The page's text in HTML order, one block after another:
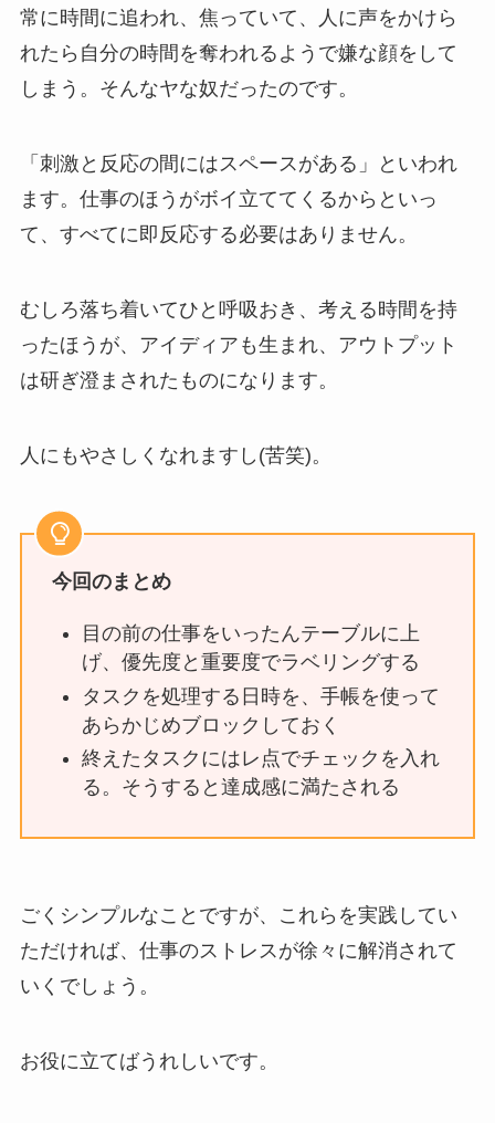
常に時間に追われ、焦っていて、人に声をかけら
れたら自分の時間を奪われるようで嫌な顔をして
しまう。そんなヤな奴だったのです。
「刺激と反応の間にはスペースがある」といわれ
ます。仕事のほうがボイ立ててくるからといっ
て、すべてに即反応する必要はありません。
むしろ落ち着いてひと呼吸おき、考える時間を持
ったほうが、アイディアも生まれ、アウトプット
は研ぎ澄まされたものになります。
人にもやさしくなれますし(苦笑)。
今回のまとめ
目の前の仕事をいったんテーブルに上
げ、優先度と重要度でラベリングする
タスクを処理する日時を、手帳を使って
あらかじめブロックしておく
終えたタスクにはレ点でチェックを入れ
る。そうすると達成感に満たされる
ごくシンプルなことですが、これらを実践してい
ただければ、仕事のストレスが徐々に解消されて
いくでしょう。
お役に立てばうれしいです。